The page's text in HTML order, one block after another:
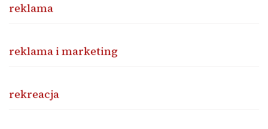
reklama
reklama i marketing
rekreacja